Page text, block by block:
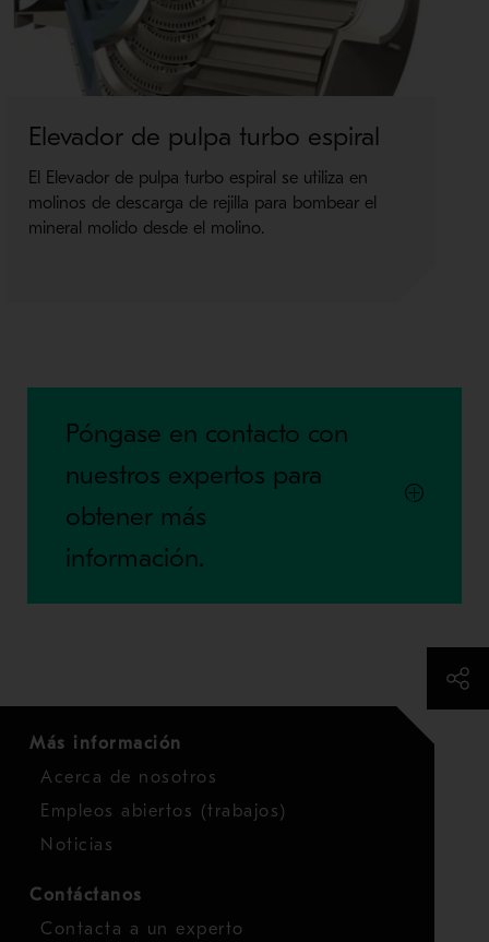
Elevador de pulpa turbo espiral
El Elevador de pulpa turbo espiral se utiliza en
molinos de descarga de rejilla para bombear el
mineral molido desde el molino.
Póngase en contacto con
nuestros expertos para
obtener más
información.
Más información
Acerca de nosotros
Empleos abiertos (trabajos)
Noticias
Contáctanos
Contacta a un experto